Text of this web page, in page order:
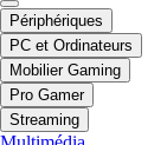
Périphériques
PC et Ordinateurs
Mobilier Gaming
Pro Gamer
Streaming